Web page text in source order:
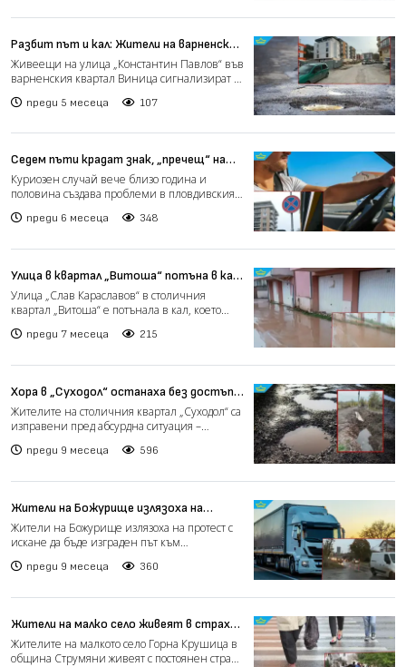
Разбит път и кал: Жители на варненски
квартал настояват за ремонт на улица
(видео)
Живеещи на улица „Константин Павлов“ във
варненския квартал Виница сигнализират за
преди 5 месеца 107
Седем пъти крадат знак, „пречещ“ на
граждани на Пловдив да паркират на
наторавена улица (видео)
Куриозен случай вече близо година и
половина създава проблеми в пловдивския
преди 6 месеца 348
Улица в квартал „Витоша“ потъна в кал:
Жителите са подали десетки сигнали
към институциите (видео)
Улица „Слав Караславов“ в столичния
квартал „Витоша“ е потънала в кал, което
преди 7 месеца 215
Хора в „Суходол“ останаха без достъп
до домовете си, улицата им се оказа
частен имот (видео)
Жителите на столичния квартал „Суходол“ са
изправени пред абсурдна ситуация –
преди 9 месеца 596
Жители на Божурище излязоха на
протест заради тежкотоварния
трафик, минаващ през града (видео)
Жители на Божурище излязоха на протест с
искане да бъде изграден път към
преди 9 месеца 360
Жители на малко село живеят в страх
от преминаващи с бясна скорост
автомобили (видео)
Жителите на малкото село Горна Крушица в
община Струмяни живеят с постоянен страх